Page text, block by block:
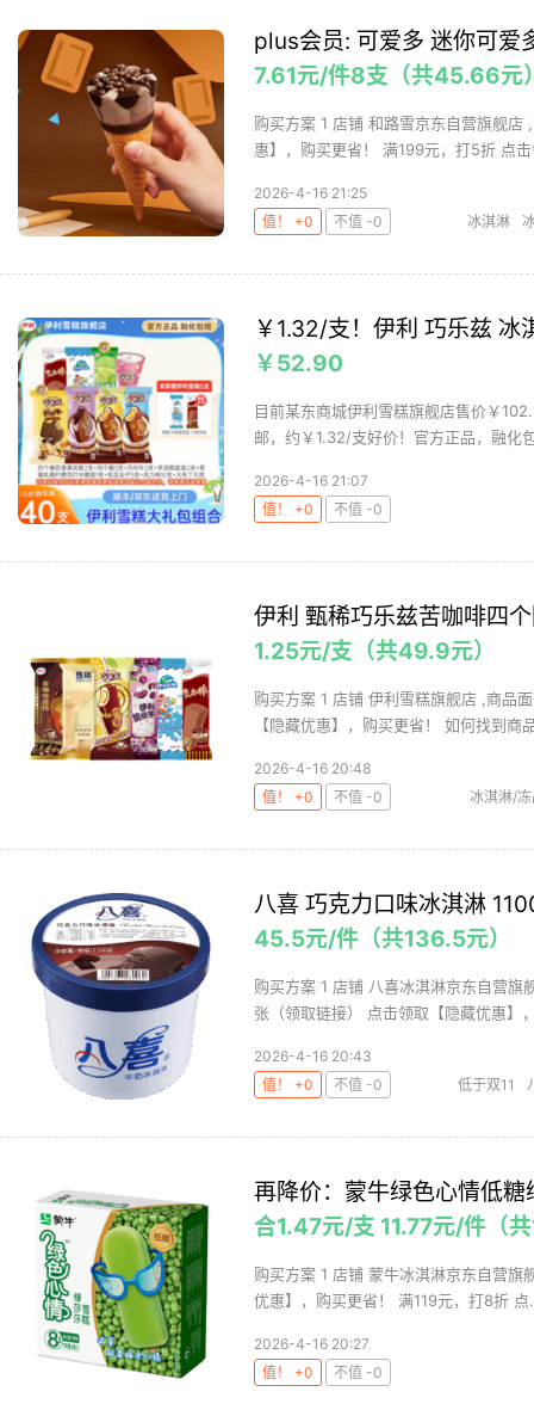
plus会员: 可爱多 迷你可
7.61元/件8支（共45.66元
购买方案 1 店铺 和路雪京东自营旗舰
惠】，购买更省！ 满199元，打5折 点
2026-4-16 21:25
值！ +0
不值 -0 冰淇淋
￥1.32/支！伊利 巧乐兹
￥52.90
目前某东商城伊利雪糕旗舰店售价￥
邮，约￥1.32/支好价！官方正品，融化
2026-4-16 21:07
值！ +0
不值 -0
伊利 甄稀巧乐兹苦咖啡四
1.25元/支（共49.9元）
购买方案 1 店铺 伊利雪糕旗舰店 ,商品
【隐藏优惠】，购买更省！ 如何找到商
2026-4-16 20:48
值！ +0
不值 -0 冰淇淋/
八喜 巧克力口味冰淇淋
45.5元/件（共136.5元）
购买方案 1 店铺 八喜冰淇淋京东自营
张（领取链接） 点击领取【隐藏优惠】
2026-4-16 20:43
值！ +0
不值 -0 低于双11
再降价：蒙牛绿色心情低
合1.47元/支 11.77元/件（
购买方案 1 店铺 蒙牛冰淇淋京东自营
优惠】，购买更省！ 满119元，打8折 点
2026-4-16 20:27
值！ +0
不值 -0